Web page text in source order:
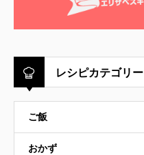
レシピカテゴリー
ご飯
おかず